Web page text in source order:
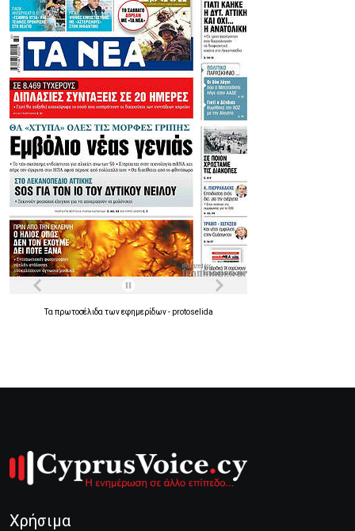
Τα πρωτοσέλιδα τωνεφημερίδων- protoselida
Χρήσιμα